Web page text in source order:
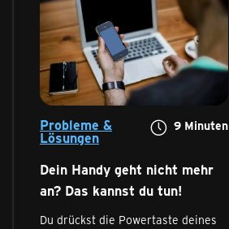
Probleme &
Lösungen
9 Minuten
Dein Handy geht nicht mehr
an? Das kannst du tun!
Du drückst die Powertaste deines